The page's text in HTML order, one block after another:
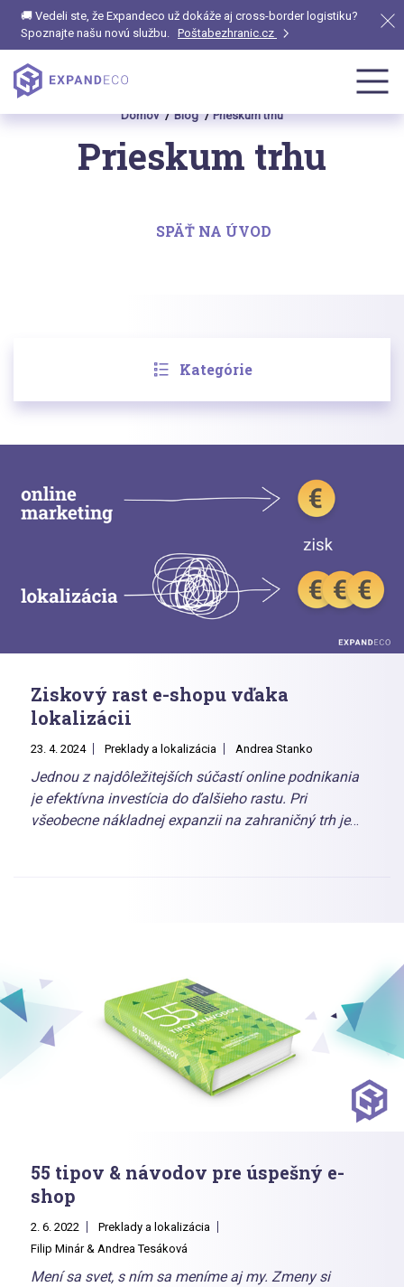
🚚 Vedeli ste, že Expandeco už dokáže aj cross-border logistiku?
Spoznajte našu novú službu. Poštabezhranic.cz
Domov Blog Prieskum trhu
Prieskum trhu
SPÄŤ NA ÚVOD
Kategórie
Ziskový rast e-shopu vďaka
lokalizácii
23. 4. 2024 Preklady a lokalizácia Andrea Stanko
Jednou z najdôležitejších súčastí online podnikania
je efektívna investícia do ďalšieho rastu. Pri
všeobecne nákladnej expanzii na zahraničný trh je
55 tipov & návodov pre úspešný e-
shop
2. 6. 2022
Preklady a lokalizácia
Filip Minár & Andrea Tesáková
Mení sa svet, s ním sa meníme aj my. Zmeny si